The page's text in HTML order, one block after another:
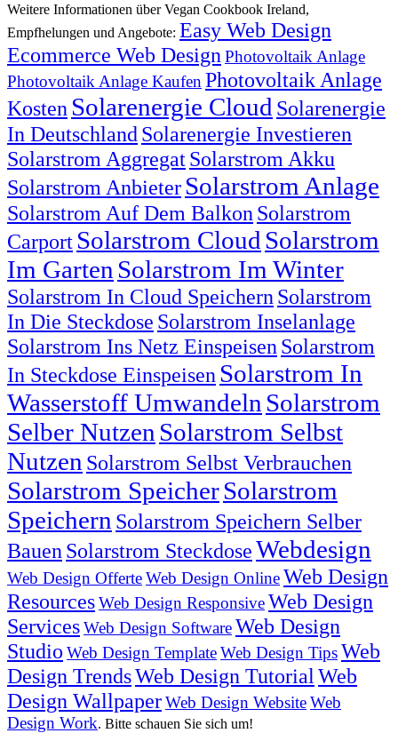
Weitere Informationen über Vegan Cookbook Ireland,
Empfhelungen und Angebote: Easy Web Design
Ecommerce Web Design Photovoltaik Anlage
Photovoltaik Anlage Kaufen Photovoltaik Anlage
Kosten Solarenergie Cloud Solarenergie
In Deutschland Solarenergie Investieren
Solarstrom AggregatSolarstrom Akku
Solarstrom Anbieter Solarstrom Anlage
Solarstrom Auf Dem Balkon Solarstrom
Carport Solarstrom Cloud Solarstrom
Im Garten Solarstrom Im Winter
Solarstrom In Cloud Speichern Solarstrom
In Die Steckdose Solarstrom Inselanlage
Solarstrom Ins Netz Einspeisen Solarstrom
In Steckdose Einspeisen Solarstrom In
Wasserstoff Umwandeln Solarstrom
Selber Nutzen Solarstrom Selbst
Nutzen Solarstrom Selbst Verbrauchen
Solarstrom SpeicherSolarstrom
Speichern Solarstrom Speichern Selber
Bauen Solarstrom SteckdoseWebdesign
Web Design OfferteWeb Design OnlineWeb Design
ResourcesWeb Design ResponsiveWeb Design
ServicesWeb Design SoftwareWeb Design
Studio Web Design TemplateWeb Design TipsWeb
Design TrendsWeb Design Tutorial Web
Design WallpaperWeb Design WebsiteWeb
Design Work. Bitte schauen Sie sich um!